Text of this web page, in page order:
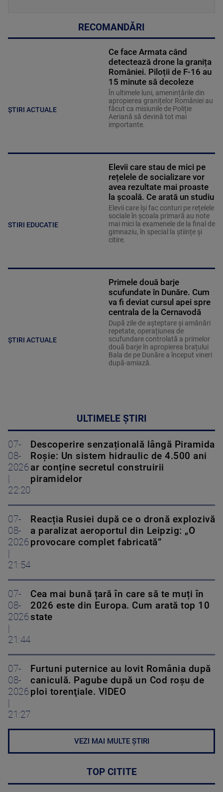
RECOMANDĂRI
ȘTIRI ACTUALE
Ce face Armata când
detectează drone la granița
României. Piloții de F-16 au
15 minute să decoleze
În ultimele luni, amenințările din
apropierea granițelor României au
făcut ca misiunile de Poliție
Aeriană să devină tot mai
importante.
STIRI EDUCATIE
Elevii care stau de mici pe
rețelele de socializare vor
avea rezultate mai proaste
la școală. Ce arată un studiu
Elevii care îşi fac conturi pe rețelele
sociale în școala primară au note
mai mici la examenele de la final de
gimnaziu, în special la științe și
citire.
ȘTIRI ACTUALE
Primele două barje
scufundate în Dunăre. Cum
va fi deviat cursul apei spre
centrala de la Cernavodă
După zile de așteptare și amânări
repetate, operațiunea de
scufundare controlată a primelor
două barje în apropierea brațului
Bala de pe Dunăre a început vineri
după-amiază.
ULTIMELE ȘTIRI
07-
08-
2026
22:20
Descoperire senzațională lângă Piramida
Roșie: Un sistem hidraulic de 4.500 ani
ar conține secretul construirii
piramidelor
07-
08-
2026
21:54
Reacția Rusiei după ce o dronă explozivă
a paralizat aeroportul din Leipzig: „O
provocare complet fabricată”
07-
08-
2026
21:44
Cea mai bună țară în care să te muți în
2026 este din Europa. Cum arată top 10
state
07-
08-
2026
21:27
Furtuni puternice au lovit România după
caniculă. Pagube după un Cod roşu de
ploi torenţiale. VIDEO
VEZI MAI MULTE ȘTIRI
TOP CITITE